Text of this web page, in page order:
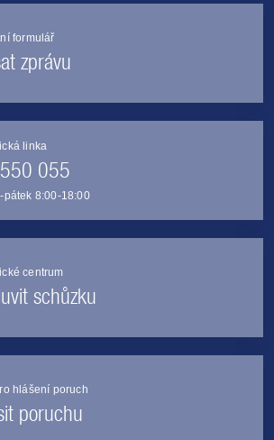
formulář
zprávu
linka
055
pátek 8:00-18:00
centrum
schůzku
hlášení poruch
poruchu